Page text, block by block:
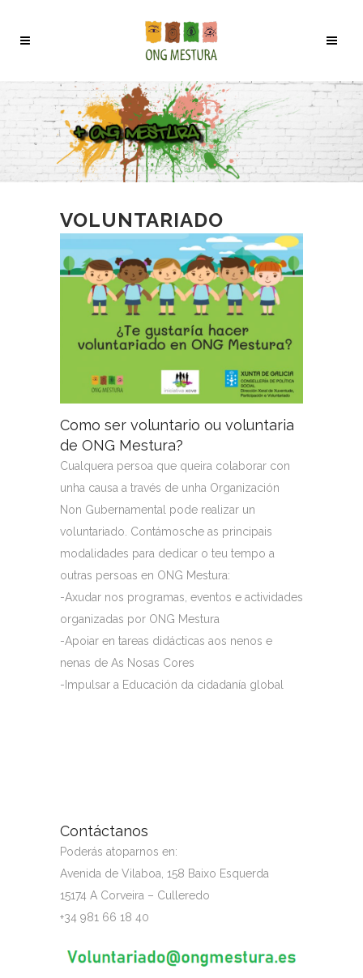
VOLUNTARIADO
Como ser voluntario ou voluntaria
de ONG Mestura?
Cualquera persoa que queira colaborar con
unha causa a través de unha Organización
Non Gubernamental pode realizar un
voluntariado. Contámosche as principais
modalidades para dedicar o teu tempo a
outras persoas en ONG Mestura:
-Axudar nos programas, eventos e actividades
organizadas por ONG Mestura
-Apoiar en tareas didácticas aos nenos e
nenas de As Nosas Cores
-Impulsar a Educación da cidadanía global
Contáctanos
Poderás atoparnos en:
Avenida de Vilaboa, 158 Baixo Esquerda
15174 A Corveira – Culleredo
+34 981 66 18 40